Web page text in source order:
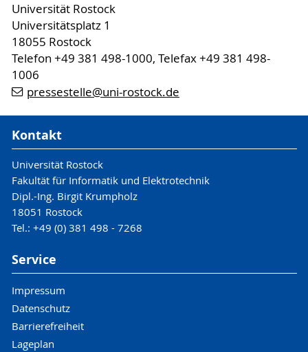
Universität Rostock
Universitätsplatz 1
18055 Rostock
Telefon +49 381 498-1000, Telefax +49 381 498-
1006
pressestelle@uni-rostock.de
Kontakt
Universität Rostock
Fakultät für Informatik und Elektrotechnik
Dipl.-Ing. Birgit Krumpholz
18051 Rostock
Tel.: +49 (0) 381 498 - 7268
Service
Impressum
Datenschutz
Barrierefreiheit
Lageplan